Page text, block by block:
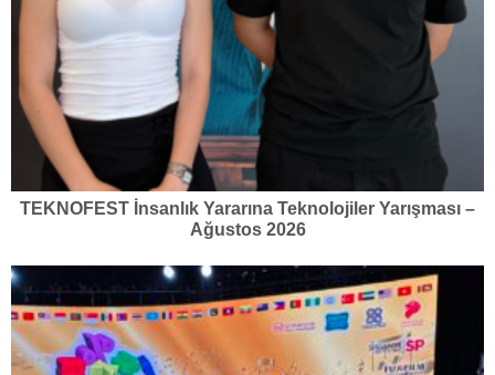
TEKNOFEST İnsanlık Yararına Teknolojiler Yarışması –
Ağustos 2026